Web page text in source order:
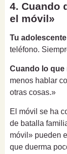
4. Cuando
el móvil»
Tu
teléfono.
Cuando lo que
menos hablar
otras cosas.»
El móvil se ha
de batalla
móvil» pueden
que duerma